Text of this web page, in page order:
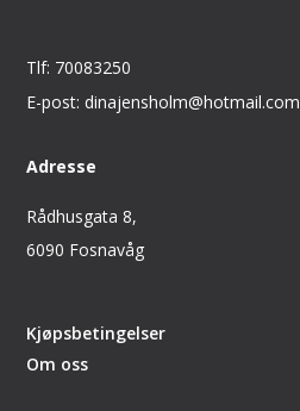
Tlf: 70083250
E-post: dinajensholm@hotmail.com
Adresse
Rådhusgata 8,
6090 Fosnavåg
Kjøpsbetingelser
Om oss